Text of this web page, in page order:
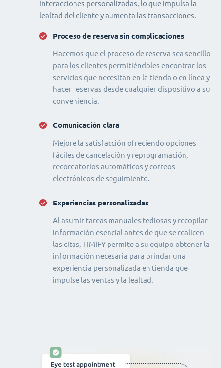
interacciones personalizadas, lo que impulsa la
lealtad del cliente y aumenta las transacciones.
Proceso de reserva sin complicaciones
Hacemos que el proceso de reserva sea sencillo
para los clientes permitiéndoles encontrar los
servicios que necesitan en la tienda o en línea y
hacer reservas desde cualquier dispositivo a su
conveniencia.
Comunicación clara
Mejore la satisfacción ofreciendo opciones
fáciles de cancelación y reprogramación,
recordatorios automáticos y correos
electrónicos de seguimiento.
Experiencias personalizadas
Al asumir tareas manuales tediosas y recopilar
información esencial antes de que se realicen
las citas, TIMIFY permite a su equipo obtener la
información necesaria para brindar una
experiencia personalizada en tienda que
impulse las ventas y la lealtad.